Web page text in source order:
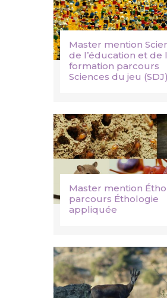
Master mention
de l’éducation et de
formation parcours
Sciences du jeu (SDJ)
Master mention
parcours Éthologie
appliquée